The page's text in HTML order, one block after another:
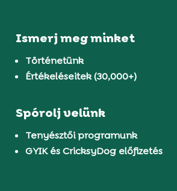
Ismerj meg minket
Történetünk
Értékeléseitek (30,000+)
Spórolj velünk
Tenyésztői programunk
GYIK és CricksyDog előfizetés